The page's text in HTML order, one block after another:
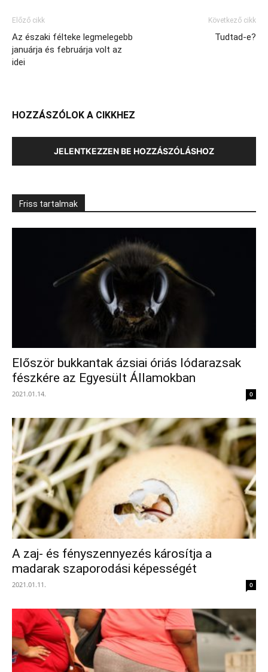
Előző cikk
Az északi félteke legmelegebb
januárja és februárja volt az
idei
Következő cikk
Tudtad-e?
HOZZÁSZÓLOK A CIKKHEZ
JELENTKEZZEN BE HOZZÁSZÓLÁSHOZ
Friss tartalmak
Először bukkantak ázsiai óriás lódarazsak
fészkére az Egyesült Államokban
2021.01.14. 0
A zaj- és fényszennyezés károsítja a
madarak szaporodási képességét
2021.01.11. 0